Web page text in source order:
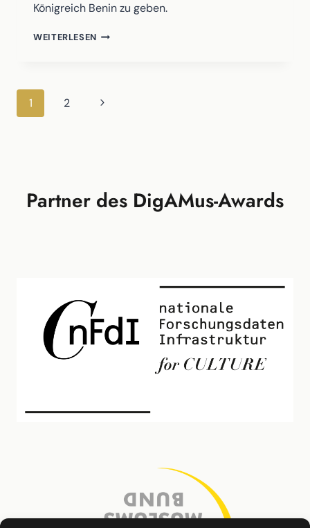
Königreich Benin zu geben.
WEITERLESEN DIGITAL
Seitennavigation
1 2
Nächste
Partner des DigAMus-Awards